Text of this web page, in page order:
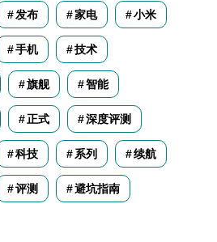
发布 家电 小米
手机 技术
旗舰 智能
正式 深度评测
科技 系列 续航
评测 避坑指南